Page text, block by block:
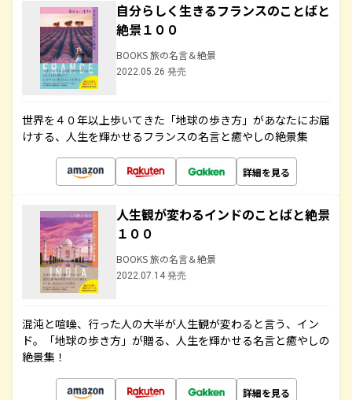
自分らしく生きるフランスのことばと
絶景１００
BOOKS 旅の名言＆絶景
2022.05.26 発売
世界を４０年以上歩いてきた「地球の歩き方」があなたにお届
けする、人生を輝かせるフランスの名言と癒やしの絶景集
詳細を見る
人生観が変わるインドのことばと絶景
１００
BOOKS 旅の名言＆絶景
2022.07.14 発売
混沌と喧噪、行った人の大半が人生観が変わると言う、イン
ド。「地球の歩き方」が贈る、人生を輝かせる名言と癒やしの
絶景集！
詳細を見る